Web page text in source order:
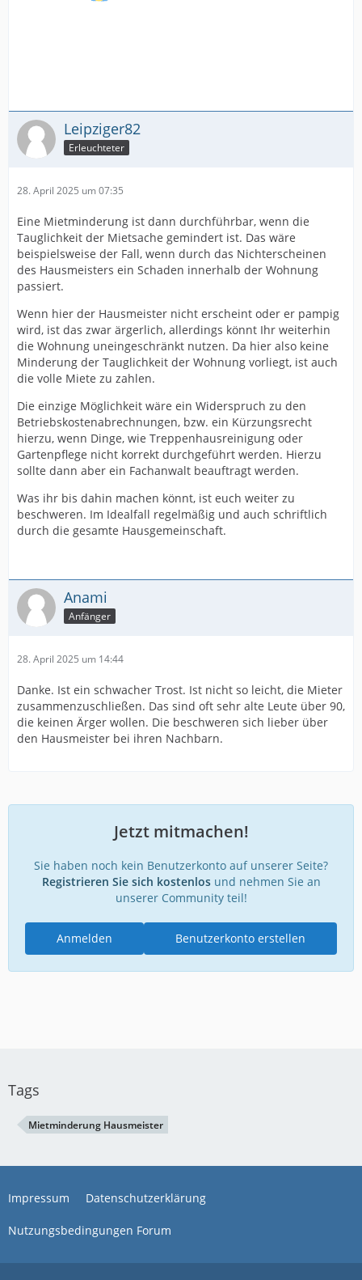
Leipziger82
Erleuchteter
28. April 2025 um 07:35
Eine Mietminderung ist dann durchführbar, wenn die
Tauglichkeit der Mietsache gemindert ist. Das wäre
beispielsweise der Fall, wenn durch das Nichterscheinen
des Hausmeisters ein Schaden innerhalb der Wohnung
passiert.
Wenn hier der Hausmeister nicht erscheint oder er pampig
wird, ist das zwar ärgerlich, allerdings könnt Ihr weiterhin
die Wohnung uneingeschränkt nutzen. Da hier also keine
Minderung der Tauglichkeit der Wohnung vorliegt, ist auch
die volle Miete zu zahlen.
Die einzige Möglichkeit wäre ein Widerspruch zu den
Betriebskostenabrechnungen, bzw. ein Kürzungsrecht
hierzu, wenn Dinge, wie Treppenhausreinigung oder
Gartenpflege nicht korrekt durchgeführt werden. Hierzu
sollte dann aber ein Fachanwalt beauftragt werden.
Was ihr bis dahin machen könnt, ist euch weiter zu
beschweren. Im Idealfall regelmäßig und auch schriftlich
durch die gesamte Hausgemeinschaft.
Anami
Anfänger
28. April 2025 um 14:44
Danke. Ist ein schwacher Trost. Ist nicht so leicht, die Mieter
zusammenzuschließen. Das sind oft sehr alte Leute über 90,
die keinen Ärger wollen. Die beschweren sich lieber über
den Hausmeister bei ihren Nachbarn.
Jetzt mitmachen!
Sie haben noch kein Benutzerkonto auf unserer Seite?
Registrieren Sie sich kostenlosund nehmen Sie an
unserer Community teil!
Benutzerkonto erstellen
Anmelden
Tags
Mietminderung Hausmeister
Impressum Datenschutzerklärung
Nutzungsbedingungen Forum